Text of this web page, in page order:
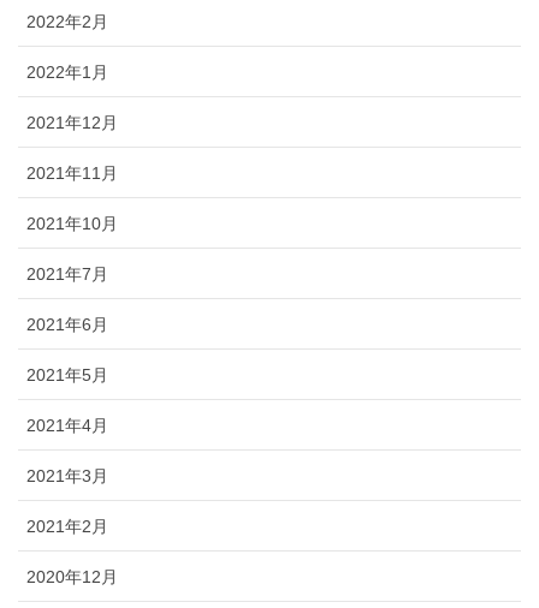
2022年2月
2022年1月
2021年12月
2021年11月
2021年10月
2021年7月
2021年6月
2021年5月
2021年4月
2021年3月
2021年2月
2020年12月